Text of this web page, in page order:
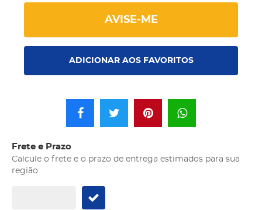
AVISE-ME
ADICIONAR AOS FAVORITOS
Frete e Prazo
Calcule o frete e o prazo de entrega estimados para sua
região: